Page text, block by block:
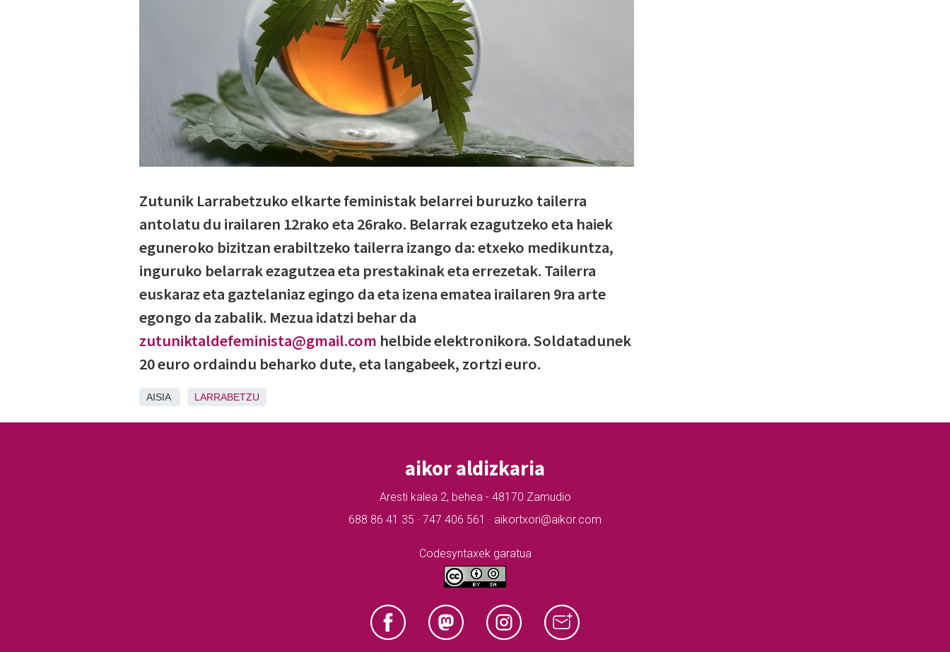
Zutunik Larrabetzuko elkarte feministak belarrei buruzko tailerra
antolatu du irailaren 12rako eta 26rako. Belarrak ezagutzeko eta haiek
eguneroko bizitzan erabiltzeko tailerra izango da: etxeko medikuntza,
inguruko belarrak ezagutzea eta prestakinak eta errezetak. Tailerra
euskaraz eta gaztelaniaz egingo da eta izena ematea irailaren 9ra arte
egongo da zabalik. Mezua idatzi behar da
zutuniktaldefeminista@gmail.com helbide elektronikora. Soldatadunek
20 euro ordaindu beharko dute, eta langabeek, zortzi euro.
AISIA LARRABETZU
aikor aldizkaria
Aresti kalea 2, behea - 48170 Zamudio
688 86 41 35 · 747 406 561 · aikortxori@aikor.com
Codesyntaxek garatua